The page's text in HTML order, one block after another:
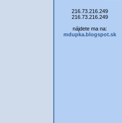
216.73.216.249
216.73.216.249
nájdete ma na:
mdupka.blogspot.sk